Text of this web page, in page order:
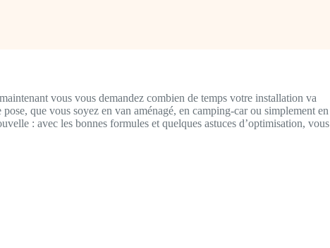
vous vous demandez combien de temps votre installation va
que vous soyez en van aménagé, en camping-car ou simplement en
: avec les bonnes formules et quelques astuces d’optimisation, vous